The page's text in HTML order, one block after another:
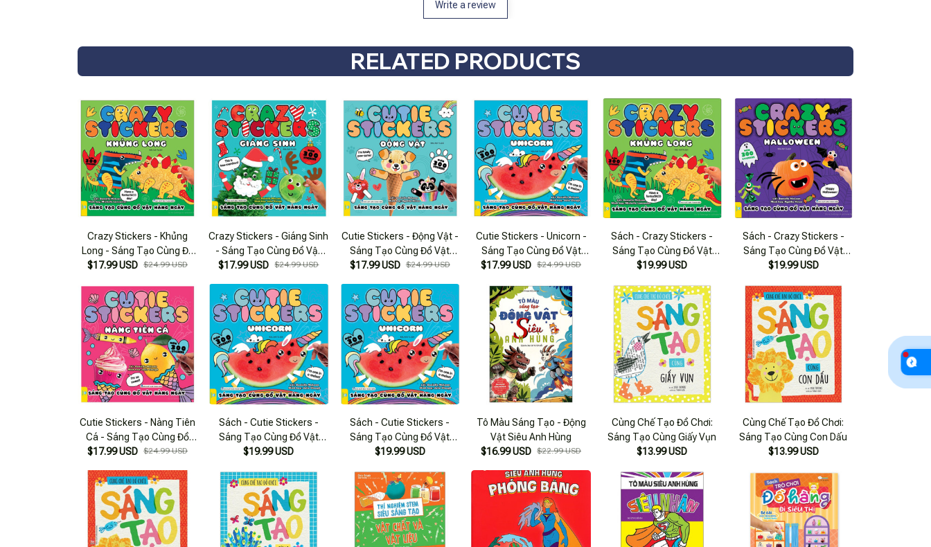
Write a review
RELATED PRODUCTS
Crazy Stickers - Khủng
Long - Sáng Tạo Cùng Đồ
Vật Hàng Ngày
$17.99 USD $24.99 USD
Crazy Stickers - Giáng Sinh
- Sáng Tạo Cùng Đồ Vật
Hàng Ngày
$17.99 USD $24.99 USD
Cutie Stickers - Động Vật -
Sáng Tạo Cùng Đồ Vật
Hàng Ngày
$17.99 USD $24.99 USD
Cutie Stickers - Unicorn -
Sáng Tạo Cùng Đồ Vật
Hàng Ngày
$17.99 USD $24.99 USD
Sách - Crazy Stickers -
Sáng Tạo Cùng Đồ Vật
Hàng Ngày (Hơn 300
$19.99 USD
Sách - Crazy Stickers -
Sáng Tạo Cùng Đồ Vật
Hàng Ngày (Hơn 300
$19.99 USD
Cutie Stickers - Nàng Tiên
Cá - Sáng Tạo Cùng Đồ
Vật Hàng Ngày
$17.99 USD $24.99 USD
Sách - Cutie Stickers -
Sáng Tạo Cùng Đồ Vật
Hàng Ngày (Hơn 300
$19.99 USD
Sách - Cutie Stickers -
Sáng Tạo Cùng Đồ Vật
Hàng Ngày (Hơn 300
$19.99 USD
Tô Màu Sáng Tạo - Động
Vật Siêu Anh Hùng
$16.99 USD $22.99 USD
Cùng Chế Tạo Đồ Chơi:
Sáng Tạo Cùng Giấy Vụn
$13.99 USD
Cùng Chế Tạo Đồ Chơi:
Sáng Tạo Cùng Con Dấu
$13.99 USD